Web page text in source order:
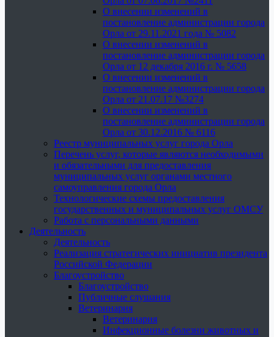
О внесении изменений в
постановление администрации города
Орла от 29.11.2021 года № 5082
О внесении изменений в
постановление администрации города
Орла от 12 декабря 2016 г. № 5658
О внесении изменений в
постановление администрации города
Орла от 21.07.17 №3274
О внесении изменений в
постановление администрации города
Орла от 30.12.2016 № 6116
Реестр муниципальных услуг города Орла
Перечень услуг, которые являются необходимыми
и обязательными для предоставления
муниципальных услуг органами местного
самоуправления города Орла
Технологические схемы предоставления
государственных и муниципальных услуг ОМСУ
Работа с персональными данными
Деятельность
Деятельность
Реализация стратегических инициатив президента
Российской Федерации
Благоустройство
Благоустройство
Публичные слушания
Ветеринария
Ветеринария
Инфекционные болезни животных и